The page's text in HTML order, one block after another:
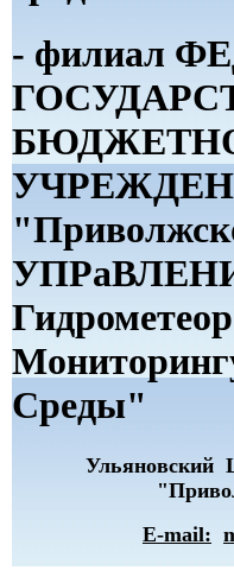
- филиал
Среды"
E-mail: